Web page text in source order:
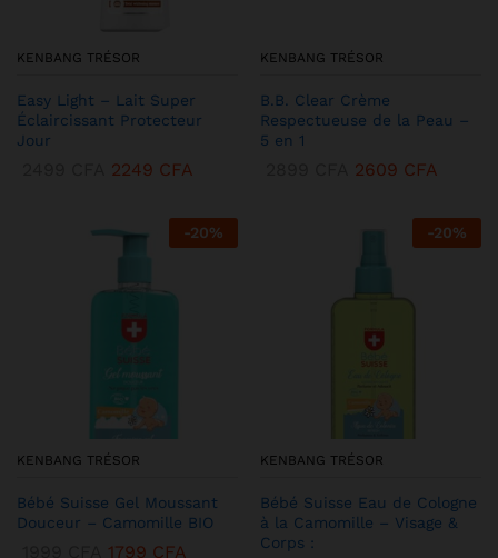
KENBANG TRÉSOR
Easy Light – Lait Super
Éclaircissant Protecteur
Jour
2249 CFA
KENBANG TRÉSOR
B.B. Clear Crème
Respectueuse de la Peau –
5 en 1
2609 CFA
-20%
KENBANG TRÉSOR
Bébé Suisse Gel Moussant
Douceur – Camomille BIO
1799 CFA
-20%
KENBANG TRÉSOR
Bébé Suisse Eau de Cologne
à la Camomille – Visage &
Corps :